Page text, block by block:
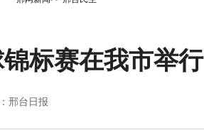
标赛在我市举行
邢台日报